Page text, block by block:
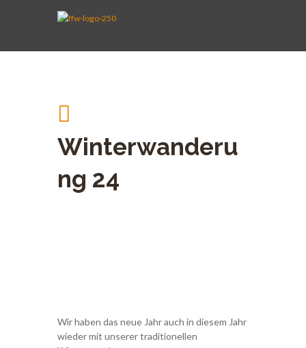
Winterwanderu
ng 24
Wir haben das neue Jahr auch in diesem Jahr
wieder mit unserer traditionellen